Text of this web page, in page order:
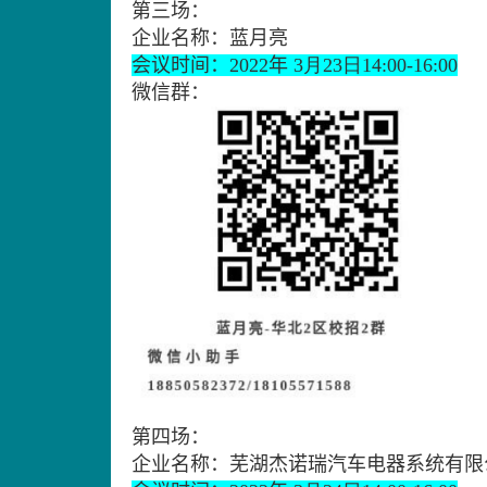
第三场：
企业名称：蓝月亮
会议时间：2022年 3月23 日 14:00-16:00
微信群：
第四场：
企业名称： 芜湖杰诺瑞汽车电器系统有